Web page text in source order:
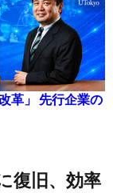
革」 先行企業の